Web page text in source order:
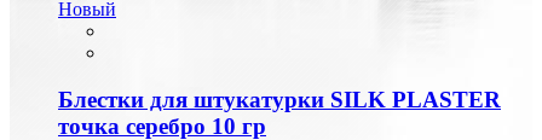
Новый
Блестки для штукатурки SILK PLASTER
точка серебро 10 гр